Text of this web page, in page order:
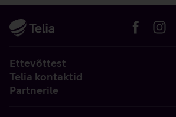
Ettevõttest
Telia kontaktid
Partnerile